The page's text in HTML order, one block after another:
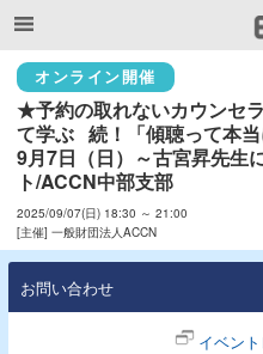
オンライン開催
★予約の取れないカウンセ
て学ぶ   続！「傾聴って本
9月7日（日）～古宮昇先生
ト/ACCN中部支部
2025/09/07(日) 18:30 ～ 21:00
[主催] 一般財団法人ACCN
お問い合わせ
イベン